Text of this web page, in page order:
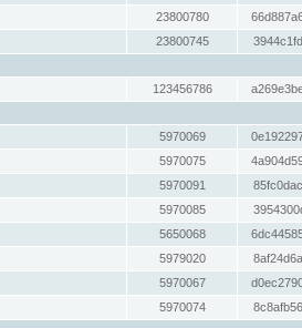
23800780
23800745
123456786
5970069
5970075
5970091
5970085
5650068
5979020
5970067
5970074